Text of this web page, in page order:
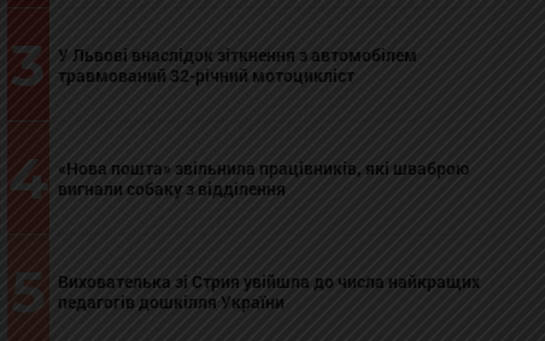
3
У Львові внаслідок зіткнення з автомобілем
травмований 32-річний мотоцикліст
4 «Нова пошта» звільнила працівників, які шваброю
вигнали собаку з відділення
5
Вихователька зі Стрия увійшла до числа найкращих
педагогів дошкілля України